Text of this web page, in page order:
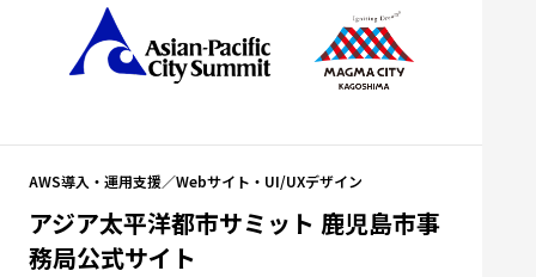
AWS導入・運用支援 Webサイト・UI/UXデザイン
アジア太平洋都市サミット 鹿児島市事
務局公式サイト